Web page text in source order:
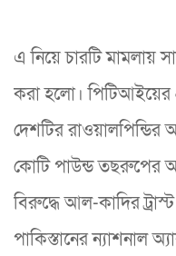
এ নিয়ে চারটি মামলায়
করা হলো। পিটিআইয়ের
দেশটির রাওয়ালপিন্ডির
কোটি পাউন্ড তছরুপের
বিরুদ্ধে আল-কাদির
পাকিস্তানের ন্যাশনাল